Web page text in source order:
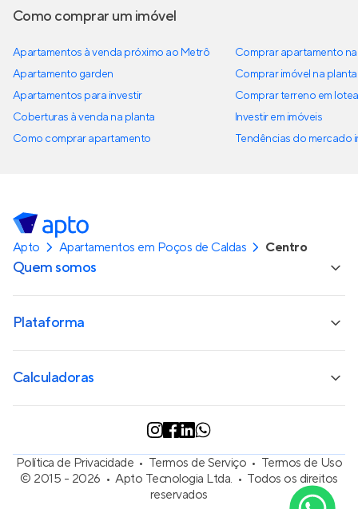
Como comprar um imóvel
Apartamentos à venda próximo ao Metrô
Apartamento garden
Apartamentos para investir
Coberturas à venda na planta
Como comprar apartamento
Comprar apartamento
Comprar imóvel na planta
Comprar terreno em
Investir em imóveis
Tendências do mercado
Apto Apartamentos em Poços de Caldas Centro
Quem somos
Plataforma
Calculadoras
Política de Privacidade Termos de Serviço
Termos de Uso
© 2015 - 2026
Apto Tecnologia Ltda.
Todos os direitos
reservados